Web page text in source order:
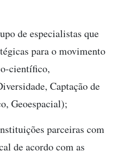
de especialistas que
para o movimento
científico,
Captação de
Geoespacial);
parceiras com
de acordo com as